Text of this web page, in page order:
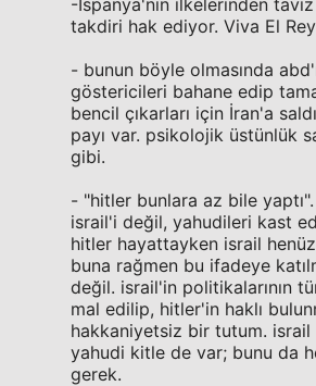
-İspanya'nın ilkelerinden
takdiri hak ediyor. Viva El
- bunun böyle olmasında
göstericileri bahane edip
bencil çıkarları için İran'a
payı var. psikolojik üstünlük
gibi.
- "hitler bunlara az bile yaptı".
israil'i değil, yahudileri kast
hitler hayattayken israil henüz
buna rağmen bu ifadeye
değil. israil'in politikalarının
mal edilip, hitler'in haklı
hakkaniyetsiz bir tutum. israil
yahudi kitle de var; bunu da
gerek.